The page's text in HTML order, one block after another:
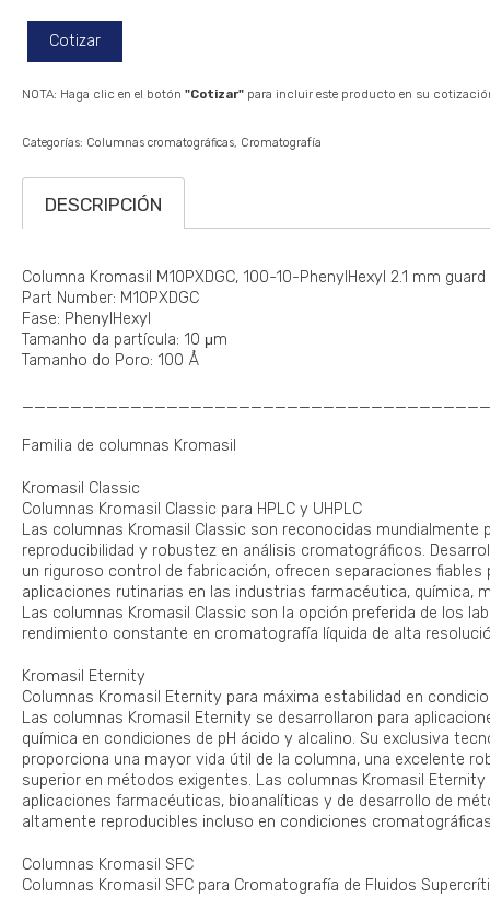
Cotizar
NOTA: Haga clic en el botón "Cotizar" para incluir este producto en su
Categorías: Columnas cromatográficas Cromatografía
DESCRIPCIÓN
Columna Kromasil M10PXDGC, 100-10-PhenylHexyl 2.1 mm
Part Number: M10PXDGC
Fase: PhenylHexyl
Tamanho da partícula: 10 μm
Tamanho do Poro: 100 Å
Familia de columnas Kromasil
Kromasil Classic
Columnas Kromasil Classic para HPLC y UHPLC
Las columnas Kromasil Classic son reconocidas mundialmente
reproducibilidad y robustez en análisis cromatográficos.
un riguroso control de fabricación, ofrecen separaciones
aplicaciones rutinarias en las industrias farmacéutica, química,
Las columnas Kromasil Classic son la opción preferida de los
rendimiento constante en cromatografía líquida de alta
Kromasil Eternity
Columnas Kromasil Eternity para máxima estabilidad en
Las columnas Kromasil Eternity se desarrollaron para
química en condiciones de pH ácido y alcalino. Su exclusiva
proporciona una mayor vida útil de la columna, una excelente
superior en métodos exigentes. Las columnas Kromasil
aplicaciones farmacéuticas, bioanalíticas y de desarrollo de
altamente reproducibles incluso en condiciones
Columnas Kromasil SFC
Columnas Kromasil SFC para Cromatografía de Fluidos